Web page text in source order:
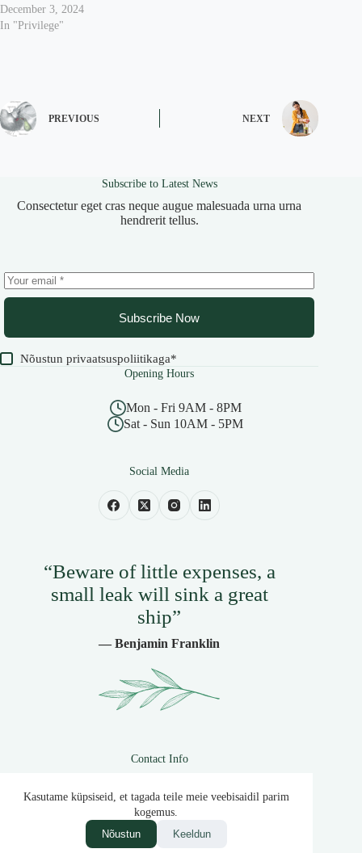
Kasutame küpsiseid, et tagada teile meie veebisaidil parim
kogemus.
Nõustun
Keeldun
December 3, 2024
In "Privilege"
PREVIOUS NEXT
Subscribe to Latest News
Consectetur eget cras neque augue malesuada urna urna
hendrerit tellus.
Subscribe Now
Nõustunprivaatsuspoliitikaga*
Opening Hours
Mon - Fri 9AM - 8PM
Sat - Sun 10AM - 5PM
Social Media
“Beware of little expenses, a
small leak will sink a great
ship”
— Benjamin Franklin
Contact Info
(647) 528-7458
(427) 372-7296
consulting@mail.com
9514 Smoky Hollow St.Sulphur